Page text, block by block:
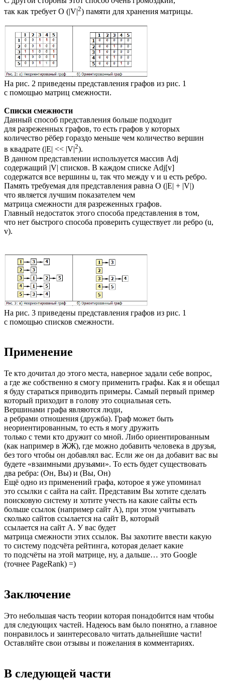
так как требует O (|V|2) памяти для хранения матрицы.
На рис. 2 приведены представления графов из рис. 1
с помощью матриц смежности.
Списки смежности
Данный способ представления больше подходит
для разреженных графов, то есть графов у которых
количество рёбер гораздо меньше чем количество вершин
в квадрате (|E| << |V| 2).
В данном представлении используется массив Adj
содержащий |V| списков. В каждом списке Adj[v]
содержатся все вершины u, так что между v и u есть ребро.
Память требуемая для представления равна O (|E| + |V|)
что является лучшим показателем чем
матрица смежности для разреженных графов.
Главный недостаток этого способа представления в том,
что нет быстрого способа проверить существует ли ребро (u,
v).
На рис. 3 приведены представления графов из рис. 1
с помощью списков смежности.
Применение
Те кто дочитал до этого места, наверное задали себе вопрос,
а где же собственно я смогу применить графы. Как я и обещал
я буду стараться приводить примеры. Самый первый пример
который приходит в голову это социальная сеть.
Вершинами графа являются люди,
а ребрами отношения (дружба). Граф может быть
неориентированным, то есть я могу дружить
только с теми кто дружит со мной. Либо ориентированным
(как например в ЖЖ), где можно добавить человека в друзья,
без того чтобы он добавлял вас. Если же он да добавит вас вы
будете «взаимными друзьями». То есть будет существовать
два ребра: (Он, Вы) и (Вы, Он)
Ещё одно из применений графа, которое я уже упоминал
это ссылки с сайта на сайт. Представим Вы хотите сделать
поисковую систему и хотите учесть на какие сайты есть
больше ссылок (например сайт A), при этом учитывать
сколько сайтов ссылается на сайт B, который
ссылается на сайт A. У вас будет
матрица смежности этих ссылок. Вы захотите ввести какую
то систему подсчёта рейтинга, которая делает какие
то подсчёты на этой матрице, ну, а дальше… это Google
(точнее PageRank) =)
Заключение
Это небольшая часть теории которая понадобится нам чтобы
для следующих частей. Надеюсь вам было понятно, а главное
понравилось и заинтересовало читать дальнейшие части!
Оставляйте свои отзывы и пожелания в комментариях.
В следующей части